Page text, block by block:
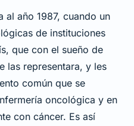
al año 1987, cuando un
de instituciones
que con el sueño de
las representara, y les
común que se
oncológica y en
con cáncer. Es así